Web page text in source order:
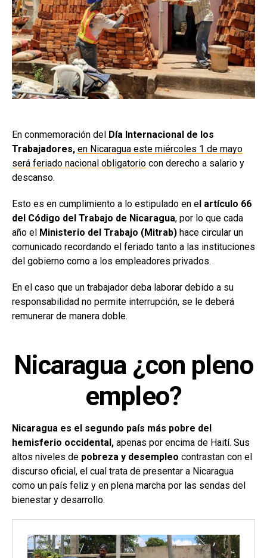
En conmemoración del Día Internacional de los
Trabajadores, en Nicaragua este miércoles 1 de mayo
será feriado nacional obligatorio con derecho a salario y
descanso.
Esto es en cumplimiento a lo estipulado en el artículo 66
del Código del Trabajo de Nicaragua, por lo que cada
año el Ministerio del Trabajo (Mitrab) hace circular un
comunicado recordando el feriado tanto a las instituciones
del gobierno como a los empleadores privados.
En el caso que un trabajador deba laborar debido a su
responsabilidad no permite interrupción, se le deberá
remunerar de manera doble.
Nicaragua ¿con pleno
empleo?
Nicaragua es el segundo país más pobre del
hemisferio occidental, apenas por encima de Haití. Sus
altos niveles de pobreza y desempleo contrastan con el
discurso oficial, el cual trata de presentar a Nicaragua
como un país feliz y en plena marcha por las sendas del
bienestar y desarrollo.